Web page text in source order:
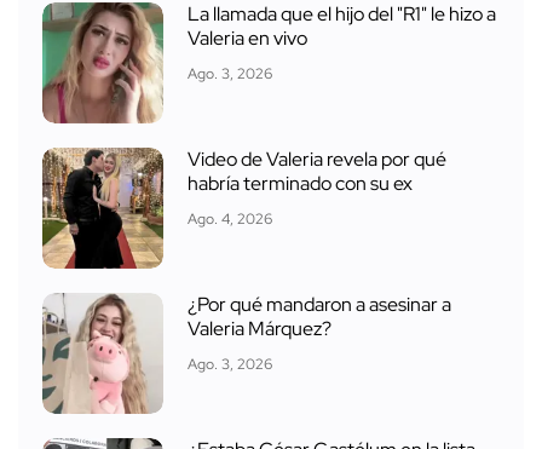
La llamada que el hijo del "R1" le hizo a
Valeria en vivo
Ago. 3, 2026
Video de Valeria revela por qué
habría terminado con su ex
Ago. 4, 2026
¿Por qué mandaron a asesinar a
Valeria Márquez?
Ago. 3, 2026